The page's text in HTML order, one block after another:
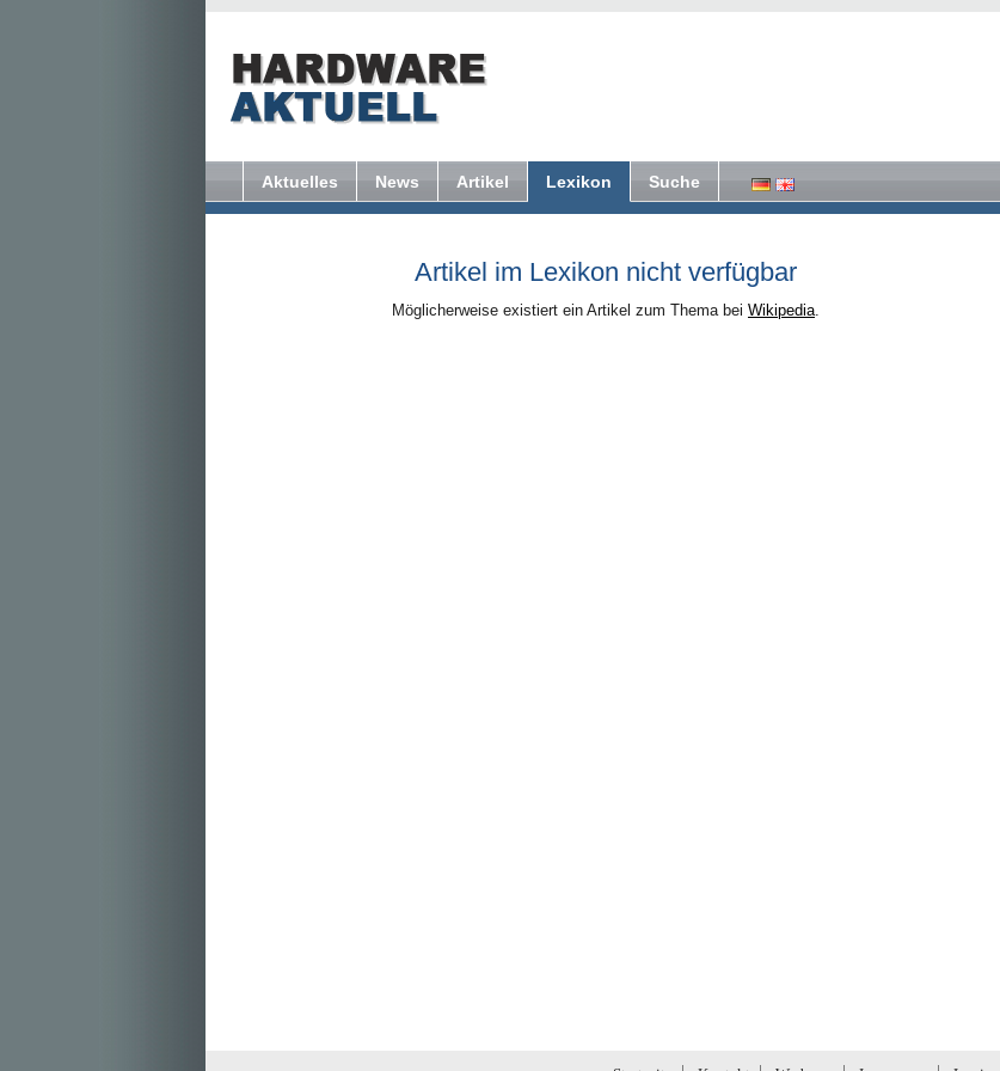
Aktuelles News Artikel Lexikon Suche
Artikel im Lexikon nicht verfügbar
Möglicherweise existiert ein Artikel zum Thema bei Wikipedia.